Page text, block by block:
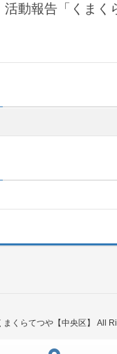
動報告「くまく
くらてつや【中央区】 All